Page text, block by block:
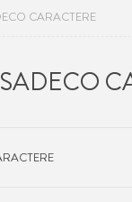
CARACTERE